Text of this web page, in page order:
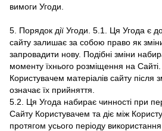
вимоги Угоди.
5. Порядок дії Угоди. 5.1. Ця Угода є
сайту залишає за собою право як
запровадити нову. Подібні зміни
моменту їхнього розміщення на
Користувачем матеріалів сайту після
означає їх прийняття.
5.2. Ця Угода набирає чинності при
Сайту Користувачем та діє між
протягом усього періоду